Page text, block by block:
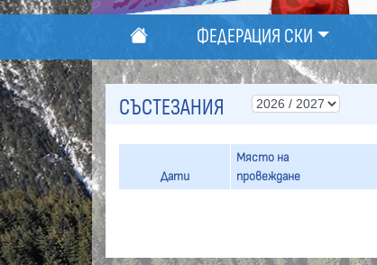
ФЕДЕРАЦИЯ СКИ
СЪСТЕЗАНИЯ
Дати
Място на
провеждане